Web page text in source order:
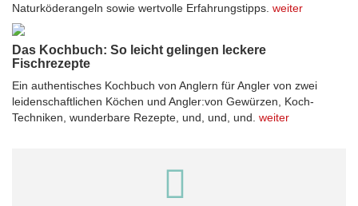
Naturköderangeln sowie wertvolle Erfahrungstipps. weiter
Das Kochbuch: So leicht gelingen leckere
Fischrezepte
Ein authentisches Kochbuch von Anglern für Angler von zwei
leidenschaftlichen Köchen und Angler:von Gewürzen, Koch-
Techniken, wunderbare Rezepte, und, und, und. weiter